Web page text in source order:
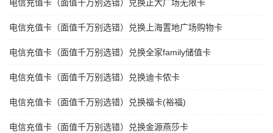
电信充值卡（面值千万别选错）兑换正大广场无限卡
电信充值卡（面值千万别选错）兑换上海置地广场购物卡
电信充值卡（面值千万别选错）兑换全家family储值卡
电信充值卡（面值千万别选错）兑换迪卡侬卡
电信充值卡（面值千万别选错）兑换福卡(裕福)
电信充值卡（面值千万别选错）兑换金源燕莎卡